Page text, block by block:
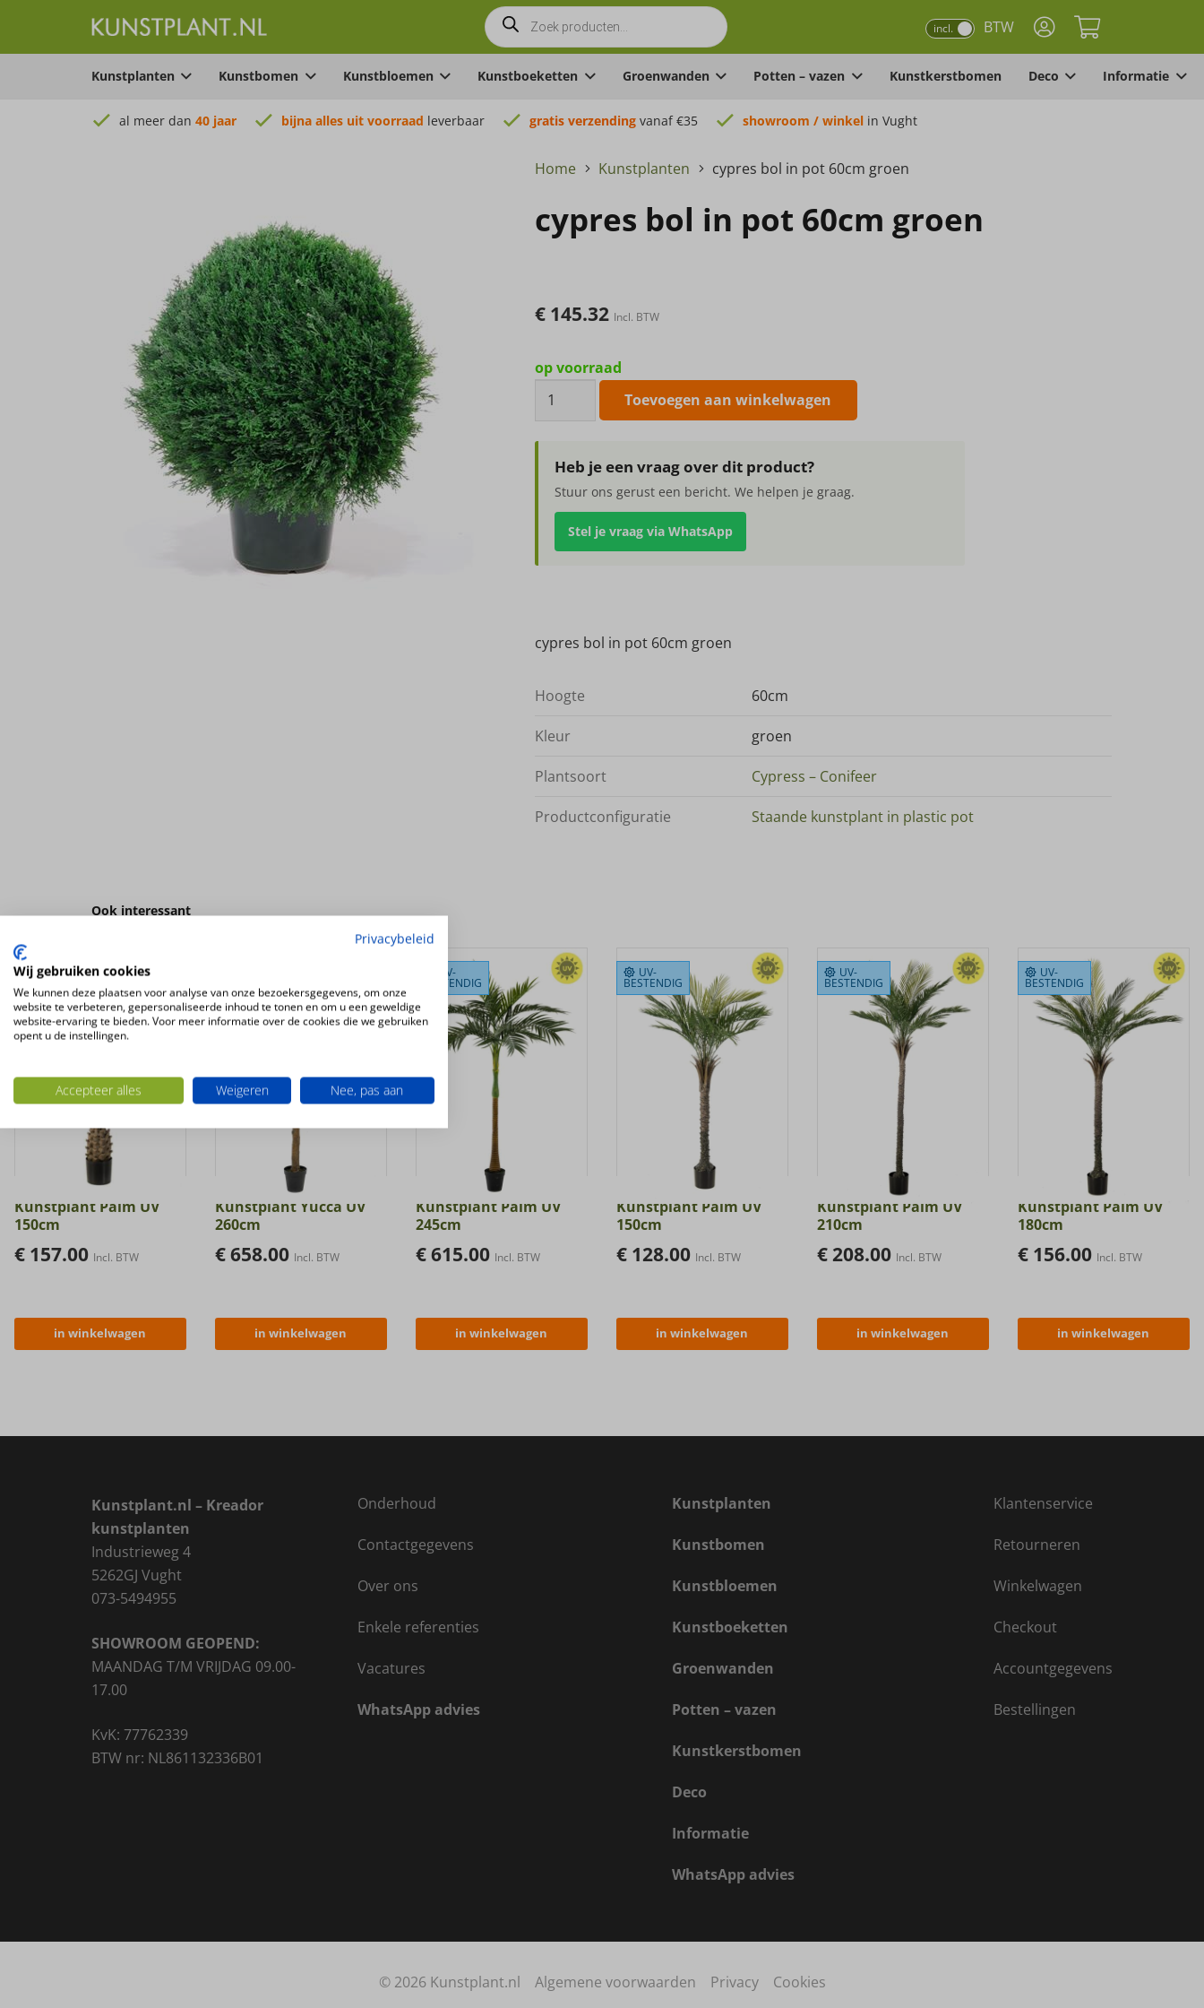
Producten
zoeken incl. BTW
Kunstplanten Kunstbomen Kunstbloemen Kunstboeketten Groenwanden Potten – vazen Kunstkerstbomen Deco Informatie
al meer dan 40 jaar bijna alles uit voorraad leverbaar gratis verzending vanaf €35 showroom / winkel in Vught
Home Kunstplanten cypres bol in pot 60cm groen
cypres bol in pot 60cm groen
€145.32 Incl. BTW
op voorraad
cypres
in
pot
60cm
aantal
Toevoegen aan winkelwagen
Heb je een vraag over dit product?
Stuur ons gerust een bericht. We helpen je graag.
Stel je vraag via WhatsApp
cypres bol in pot 60cm groen
Hoogte 60cm
Kleur groen
Plantsoort Cypress – Conifeer
Productconfiguratie Staande kunstplant in plastic pot
Ook interessant
Kunstplant Palm UV
150cm
€ 157.00 Incl. BTW
in winkelwagen
UV-
BESTENDIG
Kunstplant Yucca UV
260cm
€658.00 Incl. BTW
in winkelwagen
Kunstplant Palm UV
245cm
€615.00 Incl. BTW
in winkelwagen
UV-
BESTENDIG
Kunstplant Palm UV
150cm
€128.00 Incl. BTW
in winkelwagen
UV-
BESTENDIG
Kunstplant Palm UV
210cm
€208.00 Incl. BTW
in winkelwagen
UV-
BESTENDIG
Kunstplant Palm UV
180cm
€156.00 Incl. BTW
in winkelwagen
UV-
BESTENDIG
Kunstplant.nl – Kreador
kunstplanten
Industrieweg 4
5262GJ Vught
073-5494955
SHOWROOM GEOPEND:
MAANDAG T/M VRIJDAG 09.00-
17.00
KvK: 77762339
BTW nr: NL861132336B01
Onderhoud
Contactgegevens
Over ons
Enkele referenties
Vacatures
WhatsApp advies
Kunstplanten
Kunstbomen
Kunstbloemen
Kunstboeketten
Groenwanden
Potten – vazen
Kunstkerstbomen
Deco
Informatie
WhatsApp advies
Klantenservice
Retourneren
Winkelwagen
Checkout
Accountgegevens
Bestellingen
© 2026 Kunstplant.nl Algemene voorwaarden Privacy Cookies
Privacybeleid
Wij gebruiken cookies
We kunnen deze plaatsen voor analyse van onze bezoekersgegevens, om onze
website te verbeteren, gepersonaliseerde inhoud te tonen en om u een geweldige
website-ervaring te bieden. Voor meer informatie over de cookies die we gebruiken
opent u de instellingen.
Accepteer alles Weigeren Nee, pas aan